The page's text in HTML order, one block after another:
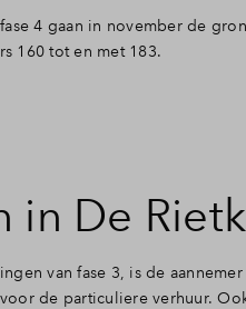
4 gaan in november de
160 tot en met 183.
in De
van fase 3, is de
de particuliere verhuur.